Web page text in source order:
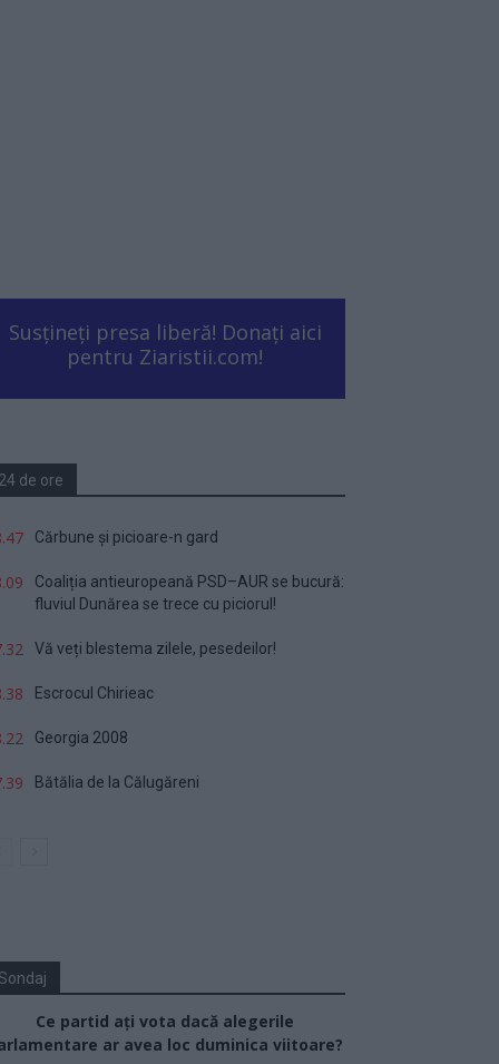
Susțineți presa liberă! Donați aici
pentru Ziaristii.com!
24 de ore
Cărbune și picioare-n gard
Coaliția antieuropeană PSD–AUR se bucură:
fluviul Dunărea se trece cu piciorul!
Vă veți blestema zilele, pesedeilor!
Escrocul Chirieac
Georgia 2008
Bătălia de la Călugăreni
Ce partid ați vota dacă alegerile
ar avea loc duminica viitoare?